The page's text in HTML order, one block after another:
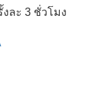
ละ 3 ชั่วโมง